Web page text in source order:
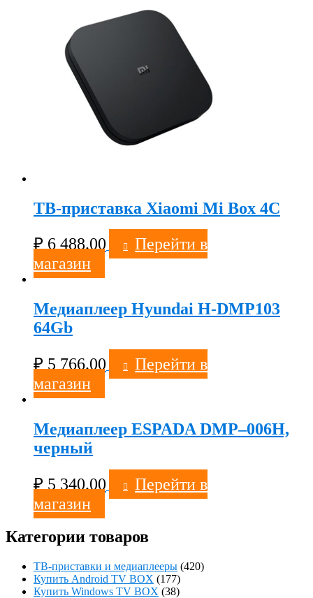
ТВ-приставка Xiaomi Mi Box 4C
₽6 488.00
Перейти в
магазин
Медиаплеер Hyundai H-DMP103
64Gb
₽5 766.00
Перейти в
магазин
Медиаплеер ESPADA DMP–006Н,
черный
₽ 5 340.00
Перейти в
магазин
Категории товаров
ТВ-приставки и медиаплееры (420)
Купить Android TV BOX (177)
Купить Windows TV BOX (38)